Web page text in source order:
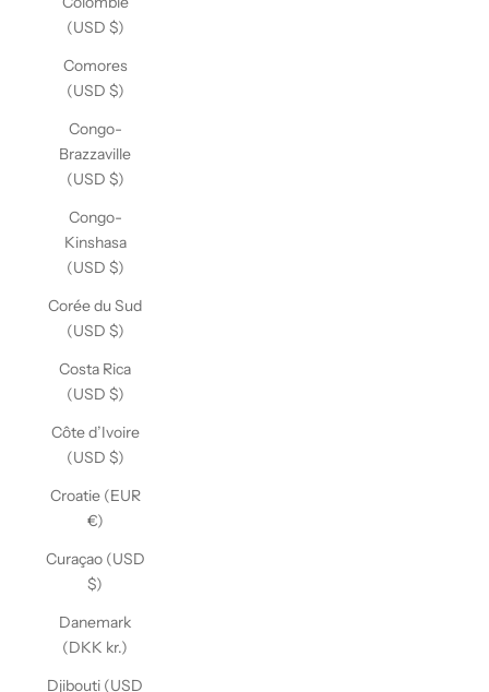
(USD $)
Comores
(USD $)
Congo-
Brazzaville
(USD $)
Congo-
Kinshasa
(USD $)
Corée du Sud
(USD $)
Costa Rica
(USD $)
Côte d’Ivoire
(USD $)
Croatie (EUR
€)
Curaçao (USD
$)
Danemark
(DKK kr.)
Djibouti (USD